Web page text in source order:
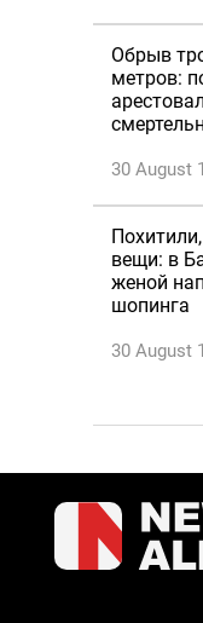
Обрыв
метров:
30 August
вещи: в
женой
шопинга
30 August